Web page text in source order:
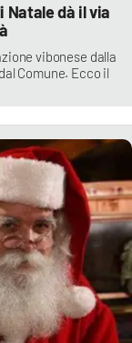
Natale dà il via
vibonese dalla
Comune. Ecco il